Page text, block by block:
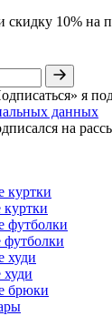
скидку 10% на
я
данных
на
куртки
футболки
худи
брюки